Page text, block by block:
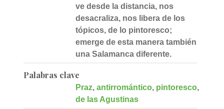
ve desde la distancia, nos
desacraliza, nos libera de los
tópicos, de lo pintoresco;
emerge de esta manera también
una Salamanca diferente.
Palabras clave
Praz,antirromántico, pintoresco,
de las Agustinas